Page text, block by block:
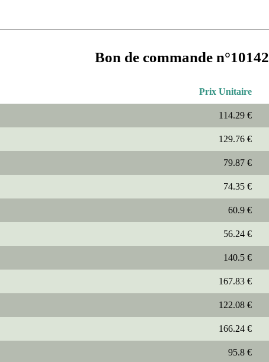
Bon de commande n°10142
Prix Unitaire
114.29 €
129.76 €
79.87 €
74.35 €
60.9 €
56.24 €
140.5 €
167.83 €
122.08 €
166.24 €
95.8 €